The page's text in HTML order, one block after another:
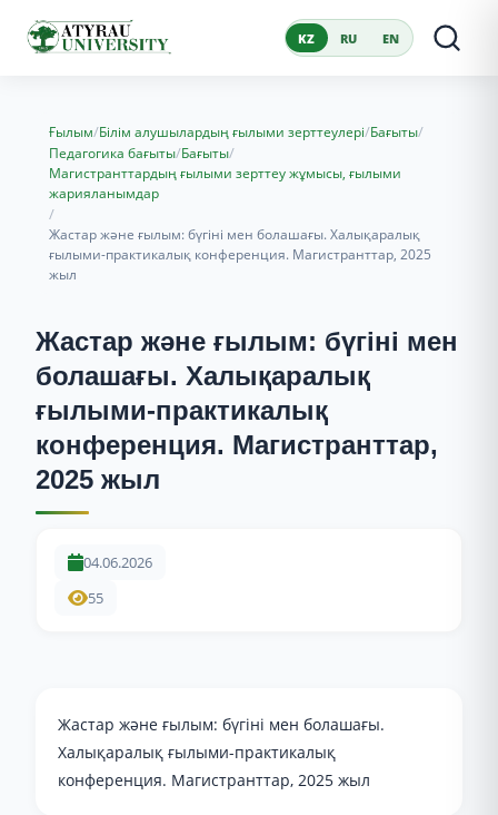
KZ RU EN
Ғылым/Білім алушылардың ғылыми зерттеулері/Бағыты/
Педагогика бағыты/Бағыты/
Магистранттардың ғылыми зерттеу жұмысы, ғылыми
жарияланымдар
/
Жастар және ғылым: бүгіні мен болашағы. Халықаралық
ғылыми-практикалық конференция. Магистранттар, 2025
жыл
Жастар және ғылым: бүгіні мен
болашағы. Халықаралық
ғылыми-практикалық
конференция. Магистранттар,
2025 жыл
04.06.2026
55
Жастар және ғылым: бүгіні мен болашағы.
Халықаралық ғылыми-практикалық
конференция. Магистранттар, 2025 жыл